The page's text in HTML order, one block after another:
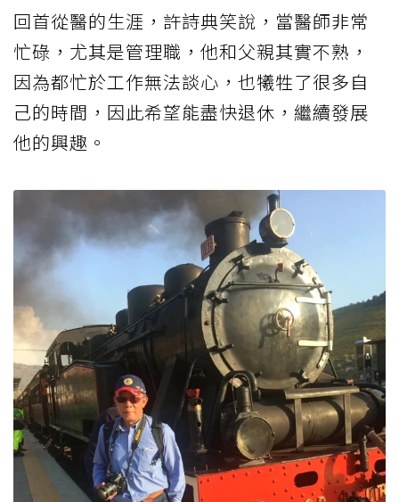
回首從醫的生涯，許詩典笑說，當醫師非常
忙碌，尤其是管理職，他和父親其實不熟，
因為都忙於工作無法談心，也犧牲了很多自
己的時間，因此希望能盡快退休，繼續發展
他的興趣。